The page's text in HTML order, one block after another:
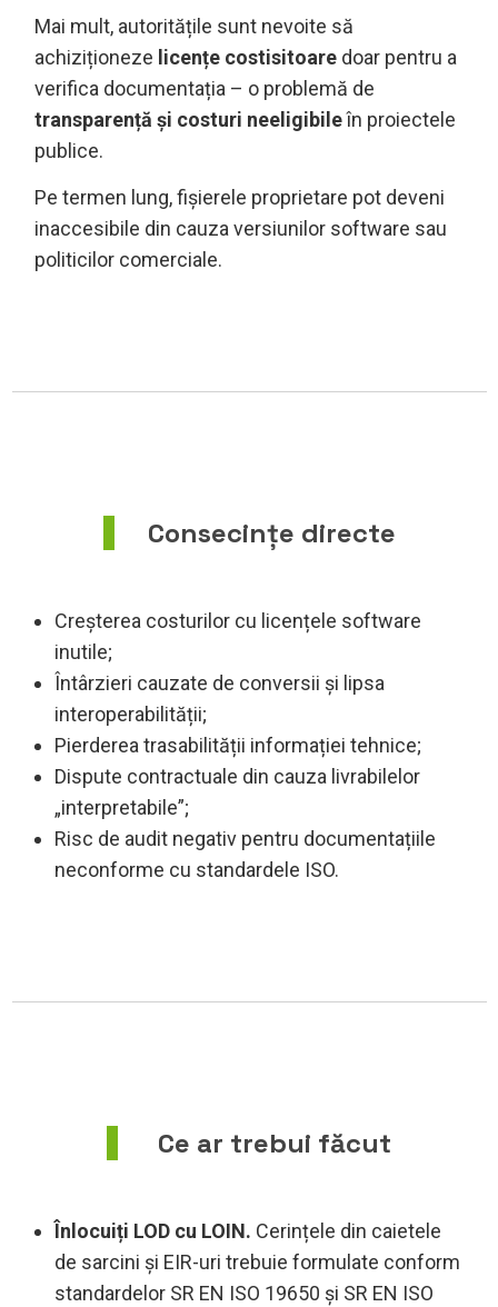
Mai mult, autoritățile sunt nevoite să
achiziționeze licențe costisitoaredoar pentru a
verifica documentația – o problemă de
transparență și costuri neeligibileîn proiectele
publice.
Pe termen lung, fișierele proprietare pot deveni
inaccesibile din cauza versiunilor software sau
politicilor comerciale.
Consecințe directe
Creșterea costurilor cu licențele software
inutile;
Întârzieri cauzate de conversii și lipsa
interoperabilității;
Pierderea trasabilității informației tehnice;
Dispute contractuale din cauza livrabilelor
„interpretabile”;
Risc de audit negativ pentru documentațiile
neconforme cu standardele ISO.
Ce ar trebui făcut
Înlocuiți LOD cu LOIN. Cerințele din caietele
de sarcini și EIR-uri trebuie formulate conform
standardelor SR EN ISO 19650 și SR EN ISO